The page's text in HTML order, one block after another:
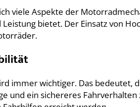
viele Aspekte der
bietet. Der Einsatz von
immer wichtiger. Das bedeutet,
und ein sichereres